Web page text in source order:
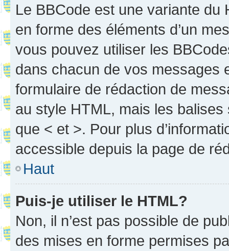
Le BBCode est une variante du
en forme des éléments d’un
vous pouvez utiliser les
dans chacun de vos messages
formulaire de rédaction de
au style HTML, mais les
que < et >. Pour plus
accessible depuis la page de
Haut
Puis-je utiliser le HTML?
Non, il n’est pas possible de
des mises en forme permises